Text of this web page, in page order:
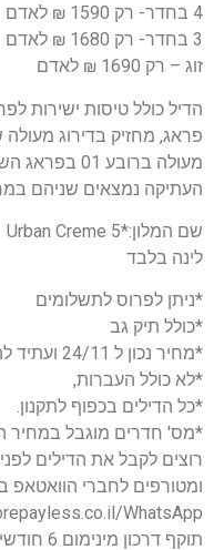
4 בחדר- רק 1590 ₪ לאדם
3 בחדר- רק 1680 ₪ לאדם
זוג – רק 1690 ₪ לאדם
מעולה ברובע
העתיקה נמצאים שניהם במרחק של 1.7
שם המלון:*5 Urban Creme
לינה בלבד
*ניתן לפרוס לתשלומים
*כולל תיק גב
*מחיר נכון ל 24/11 ועתיד להשתנות בכל עת
*לא כולל העברות,
*כל הדילים בכפוף לתקנון.
*מס' חדרים מוגבל במחיר
רוצים לקבל את הדילים
ומטורפים לחברי הוואטאפ
WhatsApp
תוקף דרכון מינימום 6 חודשים מיום הנחיתה